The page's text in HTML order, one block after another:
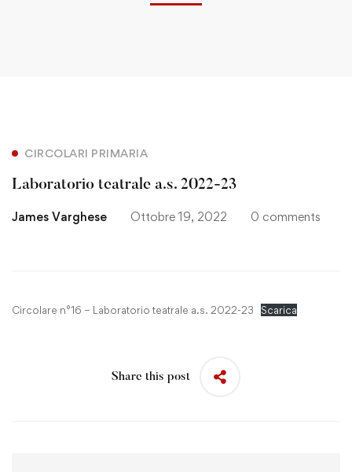
CIRCOLARI PRIMARIA
Laboratorio teatrale a.s. 2022-23
James Varghese Ottobre 19, 2022 0 comments
Circolare n°16 – Laboratorio teatrale a.s. 2022-23 Scarica
Share this post